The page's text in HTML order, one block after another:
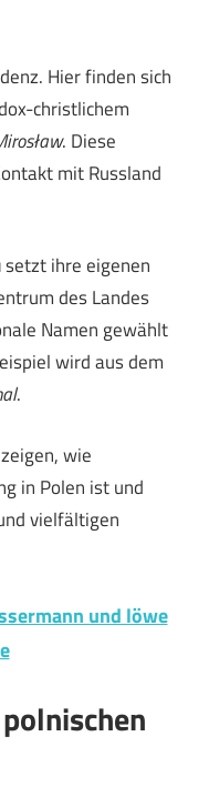
Hier finden sich
christlichem
. Diese
mit Russland
setzt ihre eigenen
des Landes
Namen gewählt
wird aus dem
.
wie
in Polen ist und
vielfältigen
und löwe